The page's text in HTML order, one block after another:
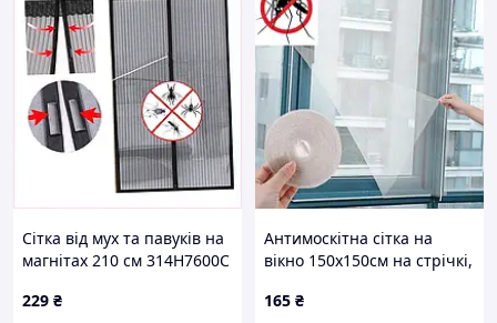
Сітка від мух та павуків на
магнітах 210 см 314H7600C
229 ₴
Антимоскітна сітка на
вікно 150х150см на стрічкі,
165 ₴